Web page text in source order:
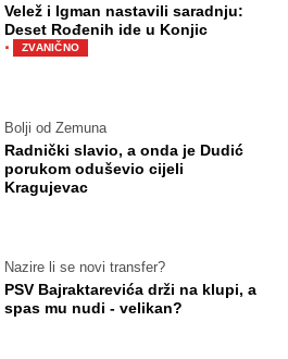
Velež i Igman nastavili saradnju:
Deset Rođenih ide u Konjic
· ZVANIČNO
Bolji od Zemuna
Radnički slavio, a onda je Dudić
porukom oduševio cijeli
Kragujevac
Nazire li se novi transfer?
PSV Bajraktarevića drži na klupi, a
spas mu nudi - velikan?